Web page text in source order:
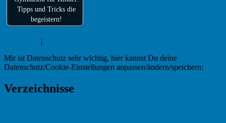
Tipps und Tricks die
begeistern!
|
Mir ist Datenschutz sehr wichtig, hier kannst Du deine
Datenschutz/Cookie-Einstellungen anpassen/ändern/speichern:
Verzeichnisse